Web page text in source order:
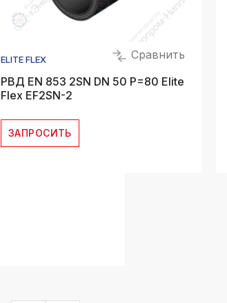
ELITE FLEX
Сравнить
РВД EN 853 2SN DN 50 P=80 Elite
Flex EF2SN-2
ЗАПРОСИТЬ